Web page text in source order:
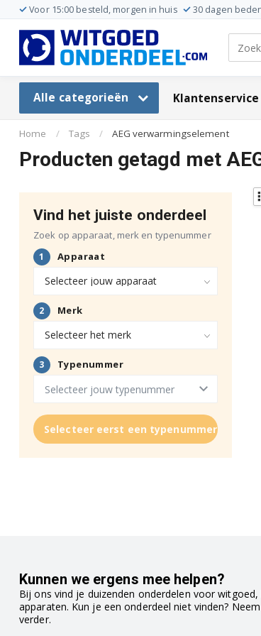
Voor 15:00 besteld, morgen in huis 30 dagen
Alle categorieën Klantenservice
Home / Tags / AEG verwarmingselement
Producten getagd met
Vind het juiste onderdeel
Zoek op apparaat, merk en typenummer
Selecteer eerst een typenummer
Kunnen we ergens mee helpen?
Bij ons vind je duizenden onderdelen voor
apparaten. Kun je een onderdeel niet vinden?
verder.